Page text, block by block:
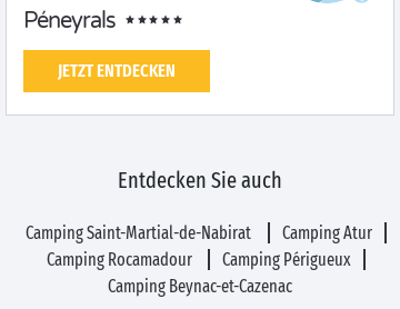
Péneyrals
JETZT ENTDECKEN
Entdecken Sie auch
Camping Saint-Martial-de-Nabirat
Camping Atur
Camping Rocamadour
Camping Périgueux
Camping Beynac-et-Cazenac